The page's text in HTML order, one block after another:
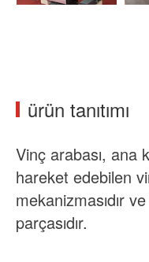
ürün tanıtımı
Vinç arabası, ana
hareket edebilen
mekanizmasıdır
parçasıdır.